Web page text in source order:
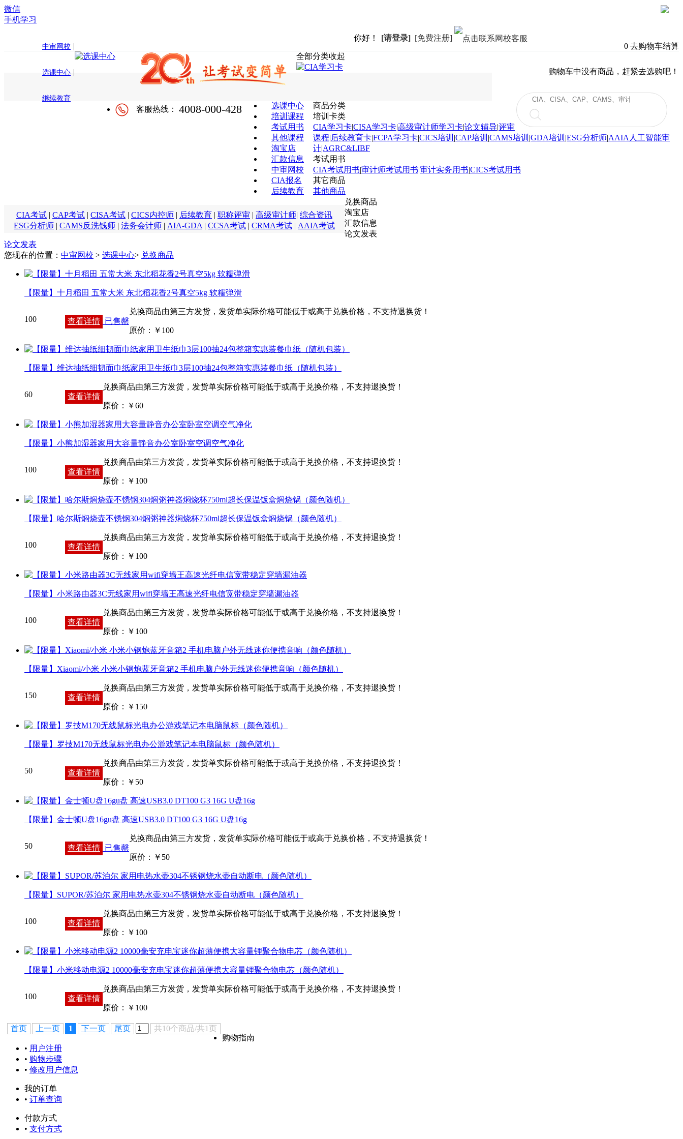
微信
手机学习
中审网校 |
选课中心 |
继续教育
你好！ [请登录] [免费注册]
0 去购物车结算
购物车中没有商品，赶紧去选购吧！
客服热线： 4008-000-428
全部分类收起
选课中心
培训课程
考试用书
其他课程
淘宝店
汇款信息
中审网校
CIA报名
后续教育
CIA考试 | CAP考试 | CISA考试 | CICS内控师 | 后续教育 | 职称评审 | 高级审计师| 综合资讯
ESG分析师 | CAMS反洗钱师 | 法务会计师 | AIA-GDA | CCSA考试 | CRMA考试 | AAIA考试
商品分类
培训卡类
CIA学习卡|CISA学习卡|高级审计师学习卡|论文辅导|评审
课程|后续教育卡|FCPA学习卡|CICS培训 |CAP培训 |CAMS培训 |GDA培训 |ESG分析师|AAIA人工智能审
计|AGRC&LIBF
考试用书
CIA考试用书|审计师考试用书|审计实务用书|CICS考试用书
其它商品
其他商品
兑换商品
淘宝店
汇款信息
论文发表
论文发表
您现在的位置： 中审网校 > 选课中心> 兑换商品
【限量】十月稻田 五常大米 东北稻花香2号真空5kg 软糯弹滑
100 查看详情 已售罄
兑换商品由第三方发货，发货单实际价格可能低于或高于兑换价格，不支持退换货！
原价：￥ 100
【限量】维达抽纸细韧面巾纸家用卫生纸巾3层100抽24包整箱实惠装餐巾纸（随机包装）
60 查看详情
兑换商品由第三方发货，发货单实际价格可能低于或高于兑换价格，不支持退换货！
原价：￥60
【限量】小熊加湿器家用大容量静音办公室卧室空调空气净化
100 查看详情
兑换商品由第三方发货，发货单实际价格可能低于或高于兑换价格，不支持退换货！
原价：￥ 100
【限量】哈尔斯焖烧壶不锈钢304焖粥神器焖烧杯750ml超长保温饭盒焖烧锅（颜色随机）
100 查看详情
兑换商品由第三方发货，发货单实际价格可能低于或高于兑换价格，不支持退换货！
原价：￥ 100
【限量】小米路由器3C无线家用wifi穿墙王高速光纤电信宽带稳定穿墙漏油器
100 查看详情
兑换商品由第三方发货，发货单实际价格可能低于或高于兑换价格，不支持退换货！
原价：￥ 100
【限量】Xiaomi/小米 小米小钢炮蓝牙音箱2 手机电脑户外无线迷你便携音响（颜色随机）
150 查看详情
兑换商品由第三方发货，发货单实际价格可能低于或高于兑换价格，不支持退换货！
原价：￥ 150
【限量】罗技M170无线鼠标光电办公游戏笔记本电脑鼠标（颜色随机）
50 查看详情
兑换商品由第三方发货，发货单实际价格可能低于或高于兑换价格，不支持退换货！
原价：￥ 50
【限量】金士顿U盘16gu盘 高速USB3.0 DT100 G3 16G U盘16g
50 查看详情 已售罄
兑换商品由第三方发货，发货单实际价格可能低于或高于兑换价格，不支持退换货！
原价：￥ 50
【限量】SUPOR/苏泊尔 家用电热水壶304不锈钢烧水壶自动断电（颜色随机）
100 查看详情
兑换商品由第三方发货，发货单实际价格可能低于或高于兑换价格，不支持退换货！
原价：￥ 100
【限量】小米移动电源2 10000毫安充电宝迷你超薄便携大容量锂聚合物电芯（颜色随机）
100 查看详情
兑换商品由第三方发货，发货单实际价格可能低于或高于兑换价格，不支持退换货！
原价：￥ 100
首页 上一页 1 下一页 尾页
共10个商品/共1页
购物指南
• 用户注册
• 购物步骤
• 修改用户信息
我的订单
• 订单查询
付款方式
• 支付方式